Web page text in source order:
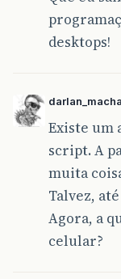
desktops!
Existe um
script. A
muita
Talvez,
Agora, a
celular?